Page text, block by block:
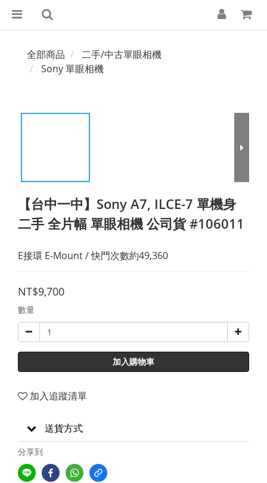
全部商品
二手/中古單眼相機
Sony 單眼相機
【台中一中】Sony A7, ILCE-7 單機身
二手 全片幅 單眼相機 公司貨 #106011
E接環 E-Mount / 快門次數約49,360
NT$9,700
數量
加入購物車
加入追蹤清單
送貨方式
分享到